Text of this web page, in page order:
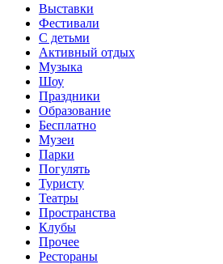
Выставки
Фестивали
С детьми
Активный отдых
Музыка
Шоу
Праздники
Образование
Бесплатно
Музеи
Парки
Погулять
Туристу
Театры
Пространства
Клубы
Прочее
Рестораны